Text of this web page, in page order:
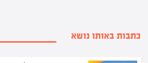
כתבות באותו נושא